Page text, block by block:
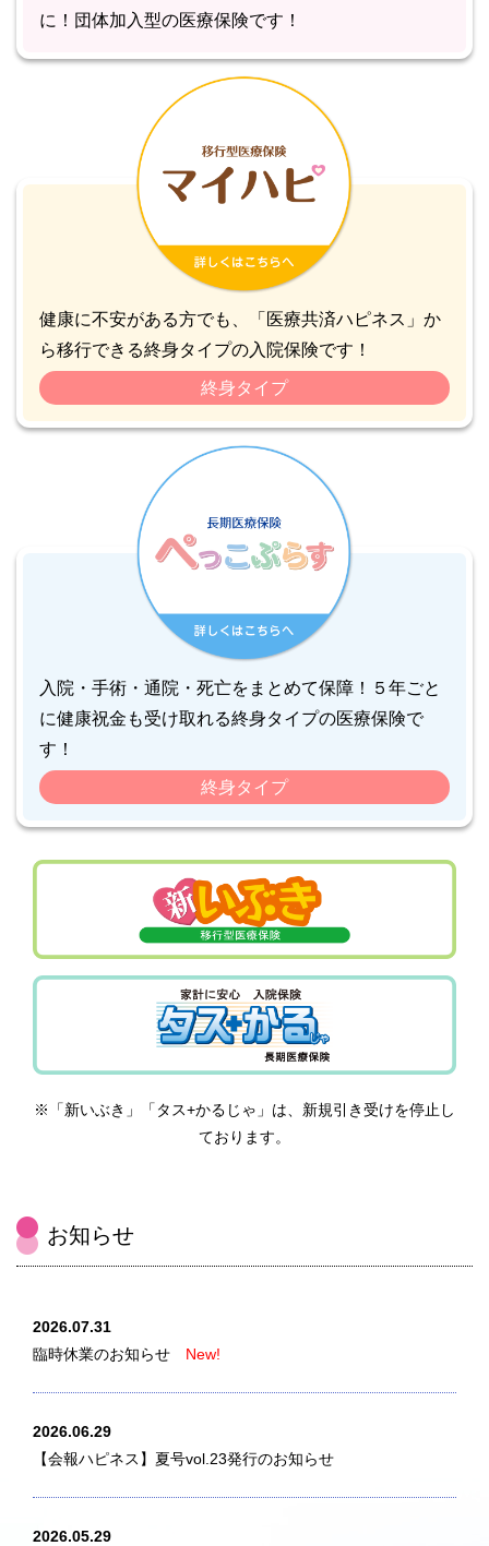
に！団体加入型の医療保険です！
健康に不安がある方でも、「医療共済ハピネス」か
ら移行できる終身タイプの入院保険です！
終身タイプ
入院・手術・通院・死亡をまとめて保障！５年ごと
に健康祝金も受け取れる終身タイプの医療保険で
す！
終身タイプ
※「新いぶき」「タス+かるじゃ」は、新規引き受けを停止し
ております。
お知らせ
2026.07.31
臨時休業のお知らせ
New!
2026.06.29
【会報ハピネス】夏号vol.23発行のお知らせ
2026.05.29